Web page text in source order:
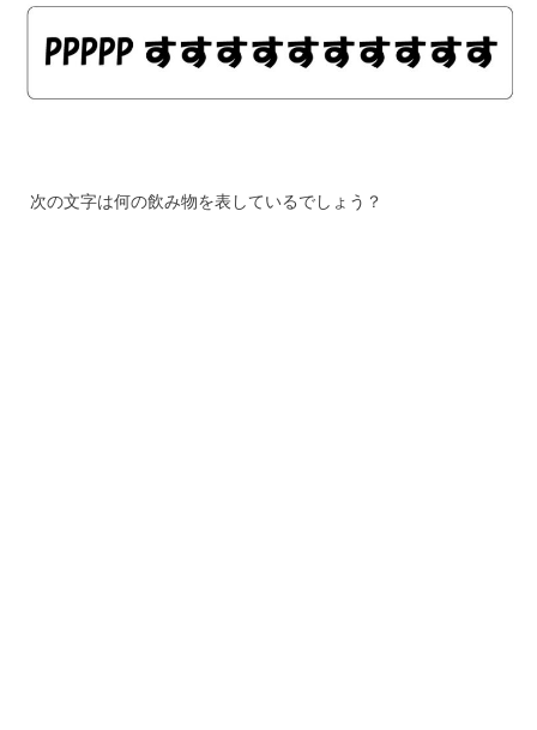
次の文字は何の飲み物を表しているでしょう？